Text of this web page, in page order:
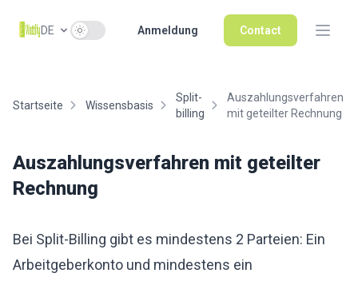
DE Use setting Anmeldung Contact
Startseite Wissensbasis
Split-
billing
Auszahlungsverfahren
mit geteilter Rechnung
Auszahlungsverfahren mit geteilter
Rechnung
Bei Split-Billing gibt es mindestens 2 Parteien: Ein
Arbeitgeberkonto und mindestens ein